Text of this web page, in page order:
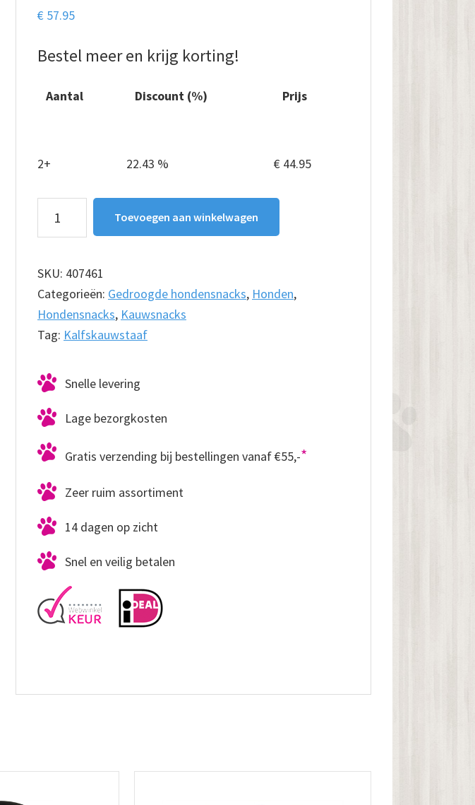
€ 57.95
Bestel meer en krijg korting!
Aantal Discount (%) Prijs
2+ 22.43 % € 44.95
17,5cm
kilo
aantal
Toevoegen aan winkelwagen
SKU: 407461
Categorieën: Gedroogde hondensnacks, Honden,
Hondensnacks, Kauwsnacks
Tag: Kalfskauwstaaf
Snelle levering
Lage bezorgkosten
Gratis verzending bij bestellingen vanaf €55,-*
Zeer ruim assortiment
14 dagen op zicht
Snel en veilig betalen